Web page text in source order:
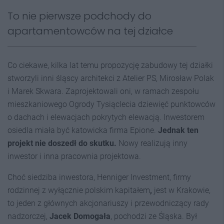
To nie pierwsze podchody do
apartamentowców na tej działce
Co ciekawe, kilka lat temu propozycję zabudowy tej działki
stworzyli inni śląscy architekci z Atelier PS, Mirosław Polak
i Marek Skwara. Zaprojektowali oni, w ramach zespołu
mieszkaniowego Ogrody Tysiąclecia dziewięć punktowców
o dachach i elewacjach pokrytych elewacją. Inwestorem
osiedla miała być katowicka firma Epione. Jednak ten
projekt nie doszedł do skutku. Nowy realizują inny
inwestor i inna pracownia projektowa.
Choć siedziba inwestora, Henniger Investment, firmy
rodzinnej z wyłącznie polskim kapitałem, jest w Krakowie,
to jeden z głównych akcjonariuszy i przewodniczący rady
nadzorczej, Jacek Domogała, pochodzi ze Śląska. Był